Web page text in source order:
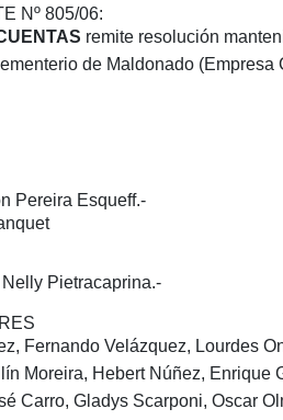
Nº 805/06:
remite resolución
de Maldonado
Pereira Esqueff.-
Nelly Pietracaprina.-
Fernando Velázquez, Lourdes
Moreira, Hebert Núñez,
Carro, Gladys Scarponi, Oscar